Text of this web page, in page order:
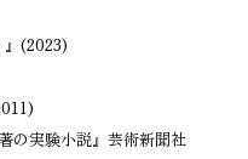
』(2023)
(2011)
の実験小説』芸術新聞社